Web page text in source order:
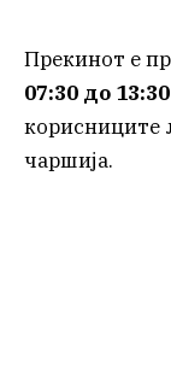
Прекинот е
07:30 до
корисниците
чаршија.